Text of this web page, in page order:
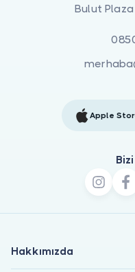
Bulut
Apple
Hakkımızda